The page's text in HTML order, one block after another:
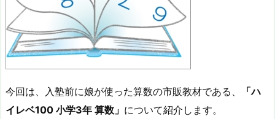
今回は、入塾前に娘が使った算数の市販教材である、
「ハ
イレベ100 小学3年 算数」 について紹介します。